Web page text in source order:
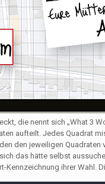
die nennt sich „What 3
aufteilt. Jedes Quadrat
den jeweiligen
das hätte selbst
Kennzeichnung ihrer Wahl.